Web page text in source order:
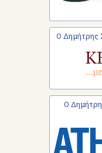
Ο Δημήτρης
Ο